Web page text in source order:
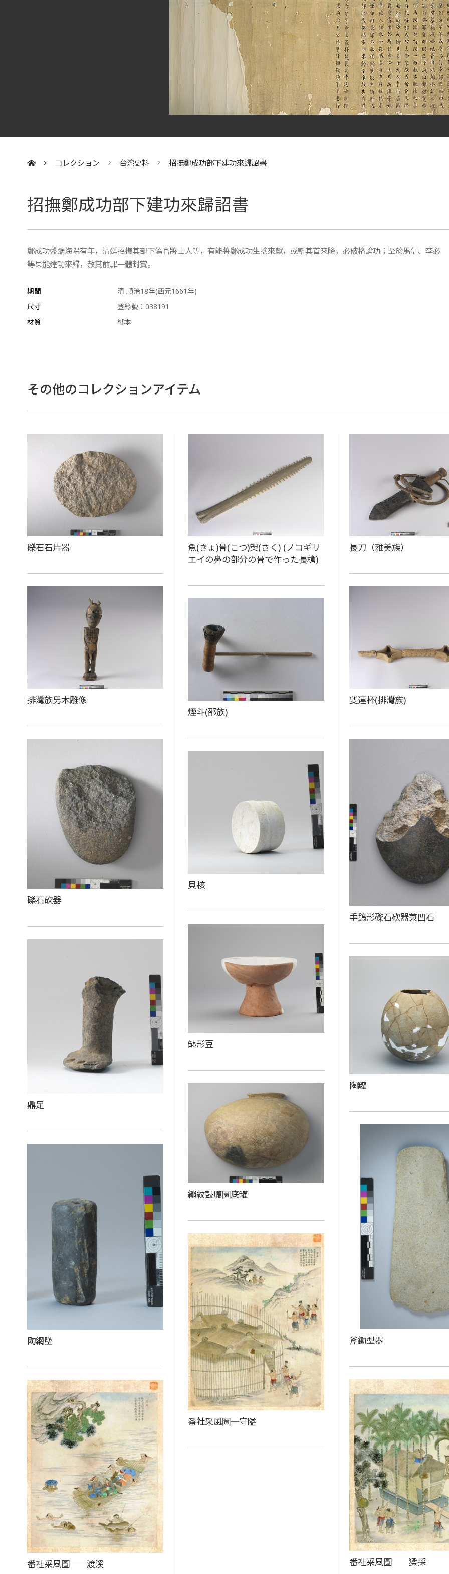
コレクション 台湾史料 招撫鄭成功部下建功來歸詔書
招撫鄭成功部下建功來歸詔書
鄭成功盤踞海隅有年，清廷招撫其部下偽官將士人等，有能將鄭成功生擒來獻，或斬其首來降，必破格論功；至於馬信、李必
等果能建功來歸，赦其前罪一體封賞。
期間
清 順治18年(西元1661年)
尺寸
登錄號：038191
材質
紙本
その他のコレクションアイテム
礫石石片器
魚(ぎょ)骨(こつ)槊(さく) (ノコギリ
エイの鼻の部分の骨で作った長槍)
長刀（雅美族）
排灣族男木雕像
雙連杯(排灣族)
煙斗(邵族)
礫石砍器
手鎬形礫石砍器兼凹石
貝核
缽形豆
鼎足
陶罐
繩紋鼓腹圜底罐
斧鋤型器
陶網墜
番社采風圖─守隘
番社采風圖──猱採
番社采風圖──渡溪